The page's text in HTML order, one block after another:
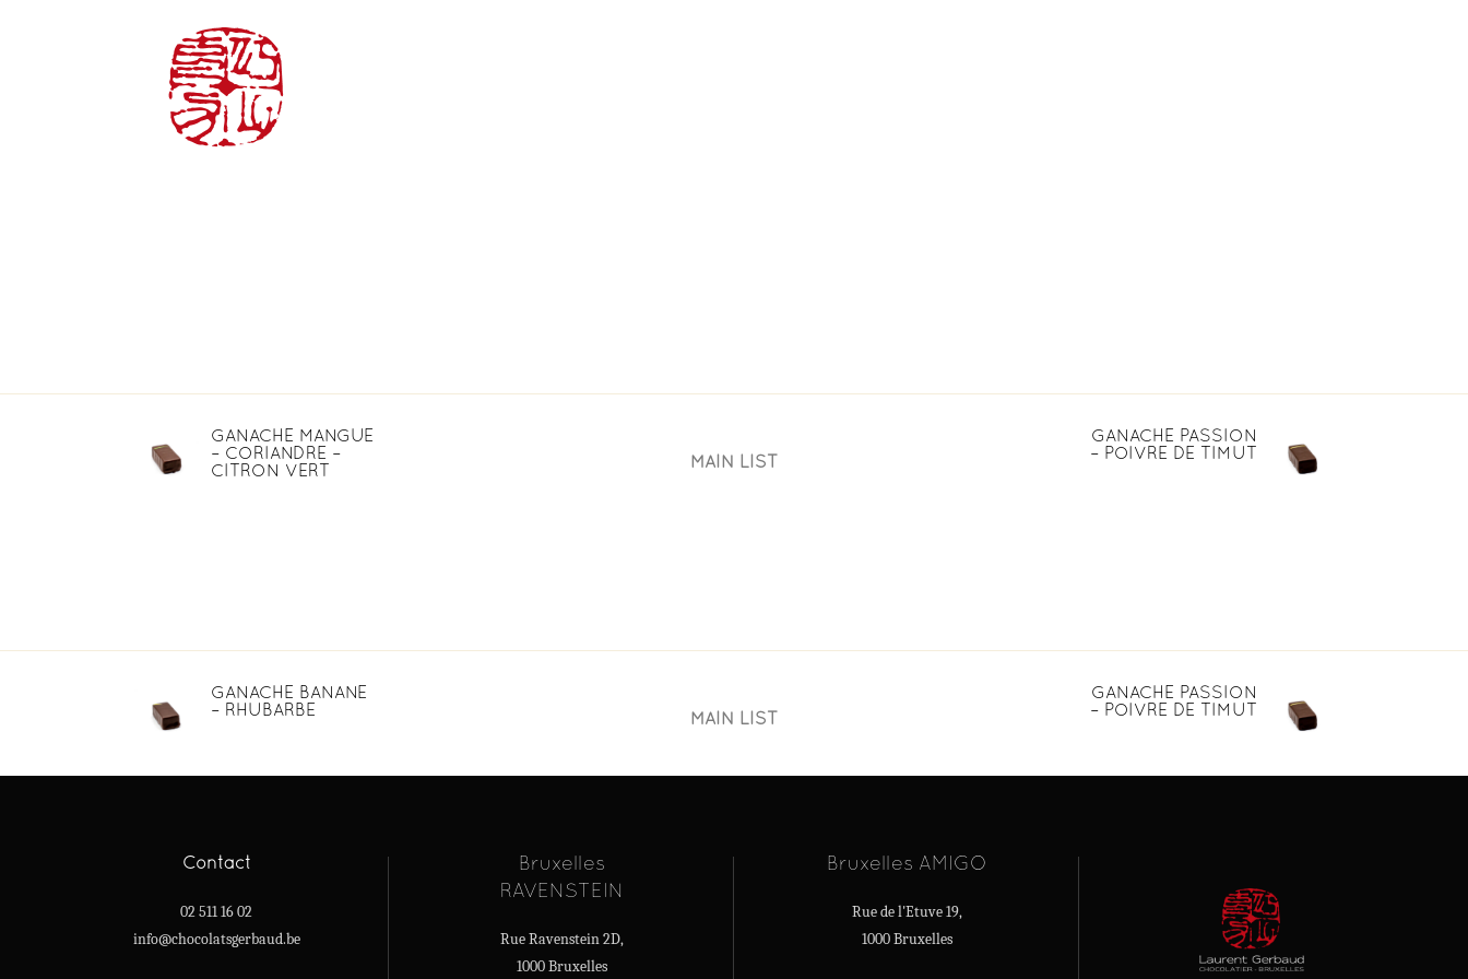
GANACHE MANGUE
– CORIANDRE –
CITRON VERT
MAIN LIST
GANACHE PASSION
– POIVRE DE TIMUT
GANACHE BANANE
– RHUBARBE
MAIN LIST
GANACHE PASSION
– POIVRE DE TIMUT
Contact
02 511 16 02
info@chocolatsgerbaud.be
Bruxelles
RAVENSTEIN
Rue Ravenstein 2D,
1000 Bruxelles
Bruxelles AMIGO
Rue de l'Etuve 19,
1000 Bruxelles